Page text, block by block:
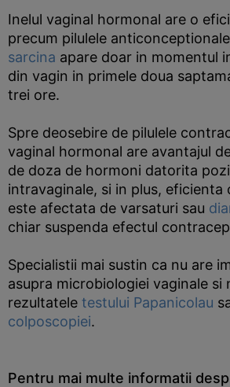
Inelul vaginal hormonal are o
precum pilulele
sarcina apare doar in momentul
din vagin in primele doua
trei ore.
Spre deosebire de pilulele
vaginal hormonal are avantajul
de doza de hormoni datorita
intravaginale, si in plus,
este afectata de varsaturi sau
chiar suspenda efectul
Specialistii mai sustin ca nu are
asupra microbiologiei vaginale si
rezultatele testului Papanicolau
colposcopiei.
Pentru mai multe informatii